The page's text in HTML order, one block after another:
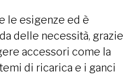
le esigenze ed è
delle necessità, grazie
accessori come la
di ricarica e i ganci